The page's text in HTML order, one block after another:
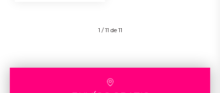
1 / 11 de 11